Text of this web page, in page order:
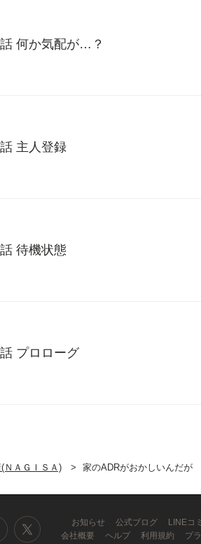
何か気配が…？
主人登録
待機状態
プロローグ
ＮＡＧＩＳＡ) 家のADRがおかしいんだが
お知らせ 公式ブログ LINEコ
会社概要
ヘルプ 利用規約 プ